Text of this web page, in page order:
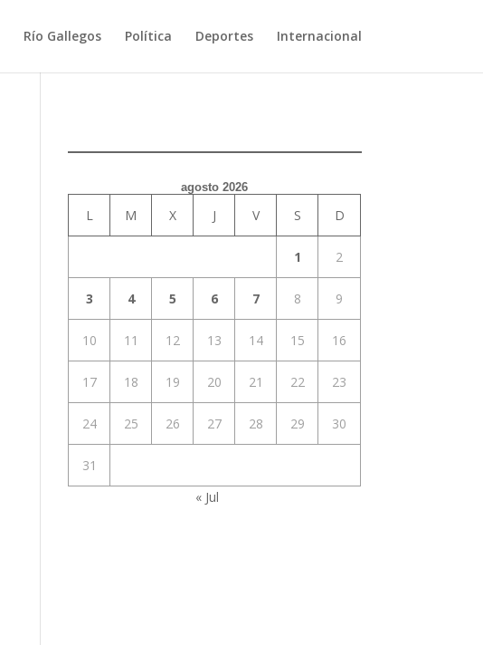
Río Gallegos Política Deportes Internacional
agosto 2026
L M X J V S D
1 2
3 4 5 6 7 8 9
10 11 12 13 14 15 16
17 18 19 20 21 22 23
24 25 26 27 28 29 30
31
« Jul